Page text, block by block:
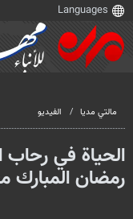
مالتي مدیا الفيديو
الحیاة في
رمضان المبارك